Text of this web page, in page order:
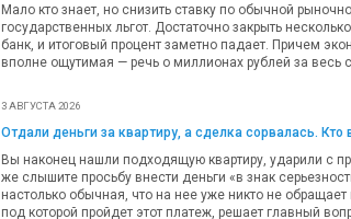
Мало кто знает, но снизить ставку по обычной
государственных льгот. Достаточно закрыть
банк, и итоговый процент заметно падает. Причем
вполне ощутимая — речь о миллионах рублей за весь
3 АВГУСТА 2026
Отдали деньги за квартиру, а сделка сорвалась.
Вы наконец нашли подходящую квартиру, ударили с
же слышите просьбу внести деньги «в знак
настолько обычная, что на нее уже никто не
под которой пройдет этот платеж, решает главный